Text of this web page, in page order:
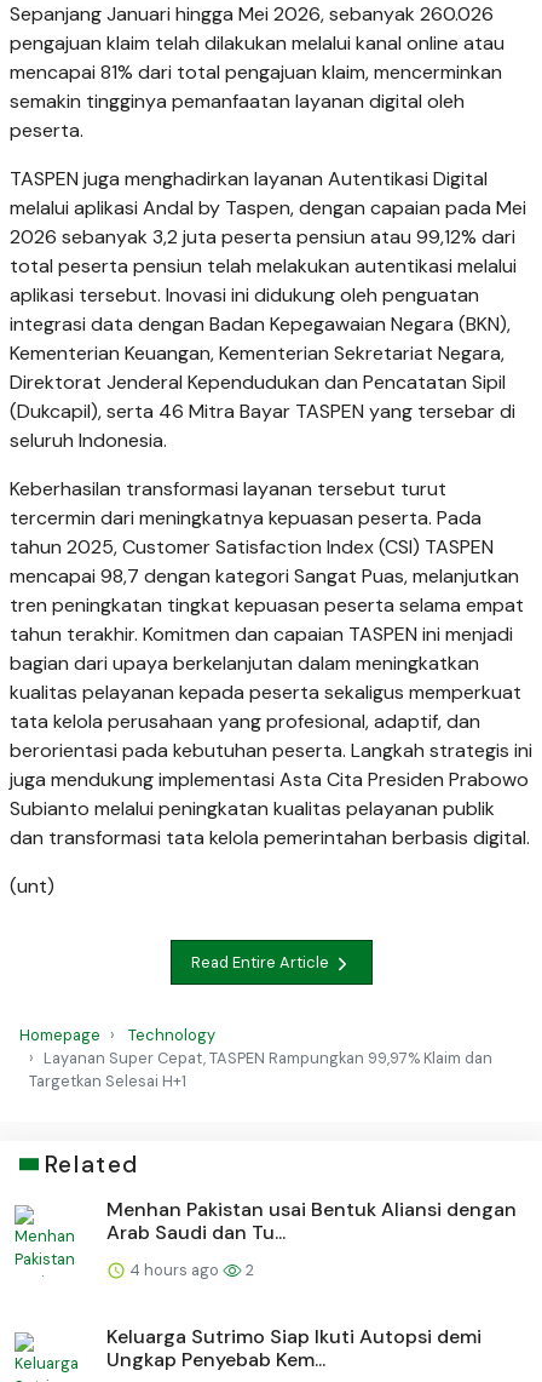
Sepanjang Januari hingga Mei 2026, sebanyak 260.026
pengajuan klaim telah dilakukan melalui kanal online atau
mencapai 81% dari total pengajuan klaim, mencerminkan
semakin tingginya pemanfaatan layanan digital oleh
peserta.
TASPEN juga menghadirkan layanan Autentikasi Digital
melalui aplikasi Andal by Taspen, dengan capaian pada Mei
2026 sebanyak 3,2 juta peserta pensiun atau 99,12% dari
total peserta pensiun telah melakukan autentikasi melalui
aplikasi tersebut. Inovasi ini didukung oleh penguatan
integrasi data dengan Badan Kepegawaian Negara (BKN),
Kementerian Keuangan, Kementerian Sekretariat Negara,
Direktorat Jenderal Kependudukan dan Pencatatan Sipil
(Dukcapil), serta 46 Mitra Bayar TASPEN yang tersebar di
seluruh Indonesia.
Keberhasilan transformasi layanan tersebut turut
tercermin dari meningkatnya kepuasan peserta. Pada
tahun 2025, Customer Satisfaction Index (CSI) TASPEN
mencapai 98,7 dengan kategori Sangat Puas, melanjutkan
tren peningkatan tingkat kepuasan peserta selama empat
tahun terakhir. Komitmen dan capaian TASPEN ini menjadi
bagian dari upaya berkelanjutan dalam meningkatkan
kualitas pelayanan kepada peserta sekaligus memperkuat
tata kelola perusahaan yang profesional, adaptif, dan
berorientasi pada kebutuhan peserta. Langkah strategis ini
juga mendukung implementasi Asta Cita Presiden Prabowo
Subianto melalui peningkatan kualitas pelayanan publik
dan transformasi tata kelola pemerintahan berbasis digital.
(unt)
Read Entire Article
Homepage
Technology
Layanan Super Cepat, TASPEN Rampungkan 99,97% Klaim dan
Targetkan Selesai H+1
Related
Menhan Pakistan usai Bentuk Aliansi dengan
Arab Saudi dan Tu...
4 hours ago 2
Keluarga Sutrimo Siap Ikuti Autopsi demi
Ungkap Penyebab Kem...